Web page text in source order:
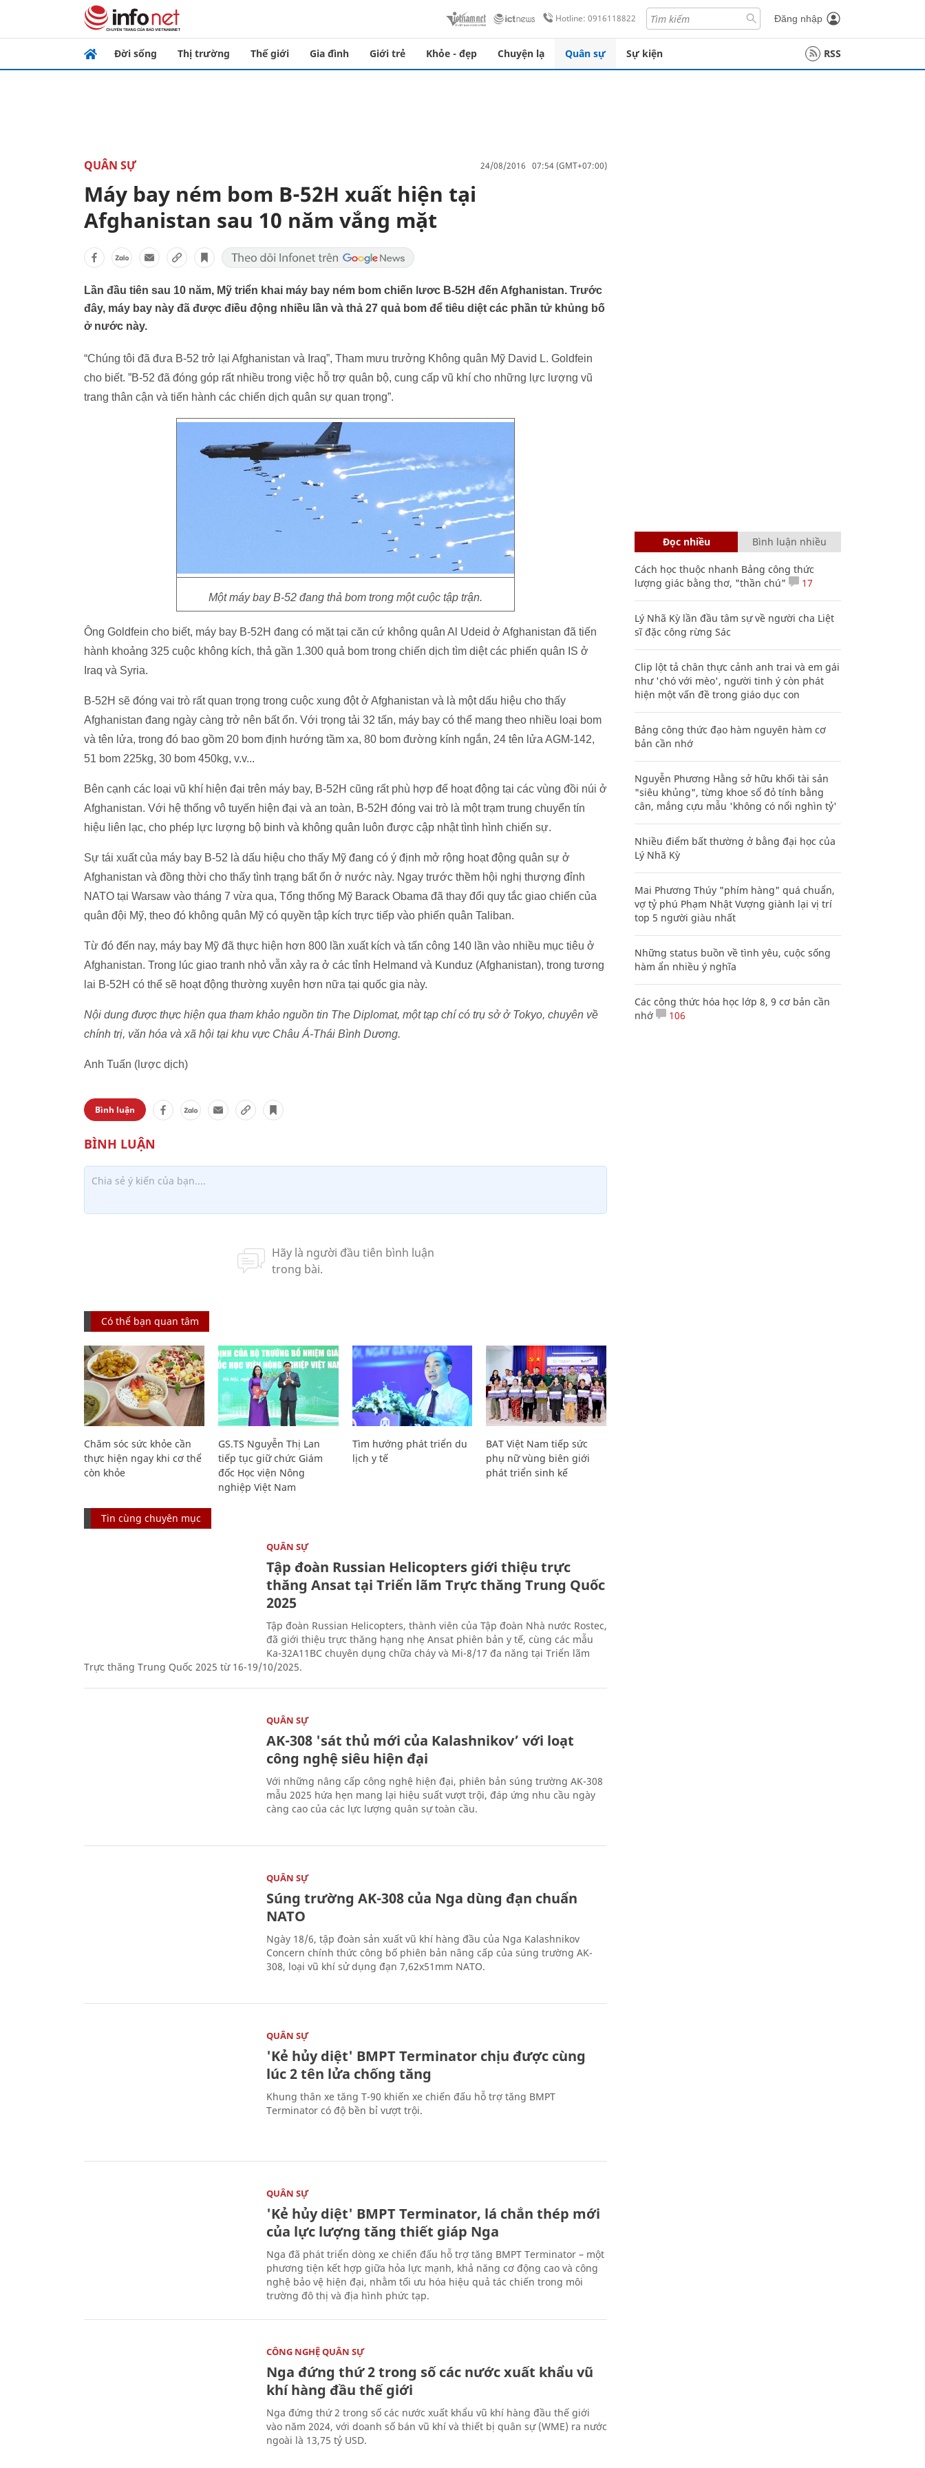
Hotline: 0916118822 Đăng nhập
Đời sống Thị trường Thế giới Gia đình Giới trẻ Khỏe - đẹp Chuyện lạ Quân sự Sự kiện RSS
QUÂN SỰ 24/08/2016 07:54 (GMT+07:00)
Máy bay ném bom B-52H xuất hiện tại
Afghanistan sau 10 năm vắng mặt
Lần đầu tiên sau 10 năm, Mỹ triển khai máy bay ném bom chiến lươc B-52H đến Afghanistan. Trước
đây, máy bay này đã được điều động nhiều lần và thả 27 quả bom để tiêu diệt các phần tử khủng bố
ở nước này.
“Chúng tôi đã đưa B-52 trở lại Afghanistan và Iraq”, Tham mưu trưởng Không quân Mỹ David L. Goldfein
cho biết. ”B-52 đã đóng góp rất nhiều trong việc hỗ trợ quân bộ, cung cấp vũ khí cho những lực lượng vũ
trang thân cận và tiến hành các chiến dịch quân sự quan trọng”.
Một máy bay B-52 đang thả bom trong một cuộc tập trận.
Ông Goldfein cho biết, máy bay B-52H đang có mặt tại căn cứ không quân Al Udeid ở Afghanistan đã tiến
hành khoảng 325 cuộc không kích, thả gần 1.300 quả bom trong chiến dịch tìm diệt các phiến quân IS ở
Iraq và Syria.
B-52H sẽ đóng vai trò rất quan trọng trong cuộc xung đột ở Afghanistan và là một dấu hiệu cho thấy
Afghanistan đang ngày càng trở nên bất ổn. Với trọng tải 32 tấn, máy bay có thể mang theo nhiều loại bom
và tên lửa, trong đó bao gồm 20 bom định hướng tầm xa, 80 bom đường kính ngắn, 24 tên lửa AGM-142,
51 bom 225kg, 30 bom 450kg, v.v...
Bên cạnh các loại vũ khí hiện đại trên máy bay, B-52H cũng rất phù hợp để hoạt động tại các vùng đồi núi ở
Afghanistan. Với hệ thống vô tuyến hiện đại và an toàn, B-52H đóng vai trò là một trạm trung chuyển tín
hiệu liên lạc, cho phép lực lượng bộ binh và không quân luôn được cập nhật tình hình chiến sự.
Sự tái xuất của máy bay B-52 là dấu hiệu cho thấy Mỹ đang có ý định mở rộng hoạt động quân sự ở
Afghanistan và đồng thời cho thấy tình trạng bất ổn ở nước này. Ngay trước thềm hội nghị thượng đỉnh
NATO tại Warsaw vào tháng 7 vừa qua, Tổng thống Mỹ Barack Obama đã thay đổi quy tắc giao chiến của
quân đội Mỹ, theo đó không quân Mỹ có quyền tập kích trực tiếp vào phiến quân Taliban.
Từ đó đến nay, máy bay Mỹ đã thực hiện hơn 800 lần xuất kích và tấn công 140 lần vào nhiều mục tiêu ở
Afghanistan. Trong lúc giao tranh nhỏ vẫn xảy ra ở các tỉnh Helmand và Kunduz (Afghanistan), trong tương
lai B-52H có thể sẽ hoạt động thường xuyên hơn nữa tại quốc gia này.
Nội dung được thực hiện qua tham khảo nguồn tin The Diplomat, một tạp chí có trụ sở ở Tokyo, chuyên về
chính trị, văn hóa và xã hội tại khu vực Châu Á-Thái Bình Dương.
Anh Tuấn (lược dịch)
Bình luận
Có thể bạn quan tâm
Chăm sóc sức khỏe cần
thực hiện ngay khi cơ thể
còn khỏe
GS.TS Nguyễn Thị Lan
tiếp tục giữ chức Giám
đốc Học viện Nông
nghiệp Việt Nam
Tìm hướng phát triển du
lịch y tế
BAT Việt Nam tiếp sức
phụ nữ vùng biên giới
phát triển sinh kế
Tin cùng chuyên mục
QUÂN SỰ
Tập đoàn Russian Helicopters giới thiệu trực
thăng Ansat tại Triển lãm Trực thăng Trung Quốc
2025
Tập đoàn Russian Helicopters, thành viên của Tập đoàn Nhà nước Rostec,
đã giới thiệu trực thăng hạng nhẹ Ansat phiên bản y tế, cùng các mẫu
Ka-32A11BC chuyên dụng chữa cháy và Mi-8/17 đa năng tại Triển lãm
Trực thăng Trung Quốc 2025 từ 16-19/10/2025.
QUÂN SỰ
AK-308 'sát thủ mới của Kalashnikov’ với loạt
công nghệ siêu hiện đại
Với những nâng cấp công nghệ hiện đại, phiên bản súng trường AK-308
mẫu 2025 hứa hẹn mang lại hiệu suất vượt trội, đáp ứng nhu cầu ngày
càng cao của các lực lượng quân sự toàn cầu.
QUÂN SỰ
Súng trường AK-308 của Nga dùng đạn chuẩn
NATO
Ngày 18/6, tập đoàn sản xuất vũ khí hàng đầu của Nga Kalashnikov
Concern chính thức công bố phiên bản nâng cấp của súng trường AK-
308, loại vũ khí sử dụng đạn 7,62x51mm NATO.
QUÂN SỰ
'Kẻ hủy diệt' BMPT Terminator chịu được cùng
lúc 2 tên lửa chống tăng
Khung thân xe tăng T-90 khiến xe chiến đấu hỗ trợ tăng BMPT
Terminator có độ bền bỉ vượt trội.
QUÂN SỰ
'Kẻ hủy diệt' BMPT Terminator, lá chắn thép mới
của lực lượng tăng thiết giáp Nga
Nga đã phát triển dòng xe chiến đấu hỗ trợ tăng BMPT Terminator – một
phương tiện kết hợp giữa hỏa lực mạnh, khả năng cơ động cao và công
nghệ bảo vệ hiện đại, nhằm tối ưu hóa hiệu quả tác chiến trong môi
trường đô thị và địa hình phức tạp.
CÔNG NGHỆ QUÂN SỰ
Nga đứng thứ 2 trong số các nước xuất khẩu vũ
khí hàng đầu thế giới
Nga đứng thứ 2 trong số các nước xuất khẩu vũ khí hàng đầu thế giới
vào năm 2024, với doanh số bán vũ khí và thiết bị quân sự (WME) ra nước
ngoài là 13,75 tỷ USD.
Đọc nhiều Bình luận nhiều
Cách học thuộc nhanh Bảng công thức
lượng giác bằng thơ, "thần chú"
17
Lý Nhã Kỳ lần đầu tâm sự về người cha Liệt
sĩ đặc công rừng Sác
Clip lột tả chân thực cảnh anh trai và em gái
như 'chó với mèo', người tinh ý còn phát
hiện một vấn đề trong giáo dục con
Bảng công thức đạo hàm nguyên hàm cơ
bản cần nhớ
Nguyễn Phương Hằng sở hữu khối tài sản
"siêu khủng", từng khoe sổ đỏ tính bằng
cân, mắng cựu mẫu 'không có nổi nghìn tỷ'
Nhiều điểm bất thường ở bằng đại học của
Lý Nhã Kỳ
Mai Phương Thúy "phím hàng" quá chuẩn,
vợ tỷ phú Phạm Nhật Vượng giành lại vị trí
top 5 người giàu nhất
Những status buồn về tình yêu, cuộc sống
hàm ẩn nhiều ý nghĩa
Các công thức hóa học lớp 8, 9 cơ bản cần
nhớ
106